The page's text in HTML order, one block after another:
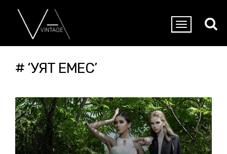
# ‘УЯТ ЕМЕС’